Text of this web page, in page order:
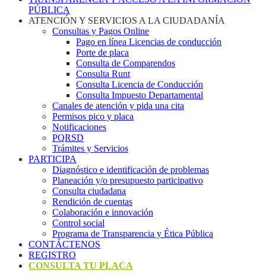
PÚBLICA
ATENCIÓN Y SERVICIOS A LA CIUDADANÍA
Consultas y Pagos Online
Pago en línea Licencias de conducción
Porte de placa
Consulta de Comparendos
Consulta Runt
Consulta Licencia de Conducción
Consulta Impuesto Departamental
Canales de atención y pida una cita
Permisos pico y placa
Notificaciones
PQRSD
Trámites y Servicios
PARTICIPA
Diagnóstico e identificación de problemas
Planeación y/o presupuesto participativo​
Consulta ciudadana
Rendición de cuentas
Colaboración e innovación
Control social
Programa de Transparencia y Ética Pública
CONTÁCTENOS
REGISTRO
CONSULTA TU PLACA